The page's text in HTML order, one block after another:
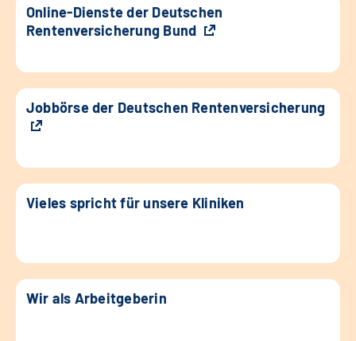
Online-Dienste der Deutschen
Rentenversicherung Bund
Jobbörse der Deutschen Rentenversicherung
Vieles spricht für unsere Kliniken
Wir als Arbeitgeberin